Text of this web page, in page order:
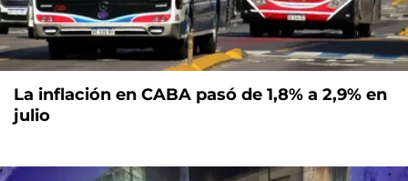
La inflación en CABA pasó de 1,8% a 2,9% en
julio